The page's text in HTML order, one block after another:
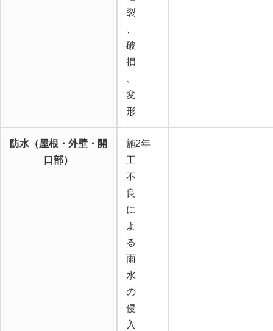
裂
破
損
変
形
防水（屋根・外壁・開
口部）
施
工
不
良
に
よ
る
雨
水
の
侵
入
2年